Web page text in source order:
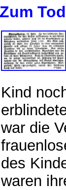
Zum
Kind
war die
des
waren